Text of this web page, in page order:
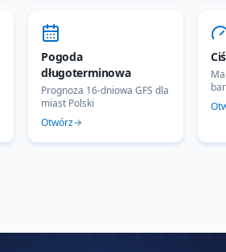
Pogoda
długoterminowa
Prognoza 16-dniowa GFS dla
miast Polski
Otwórz